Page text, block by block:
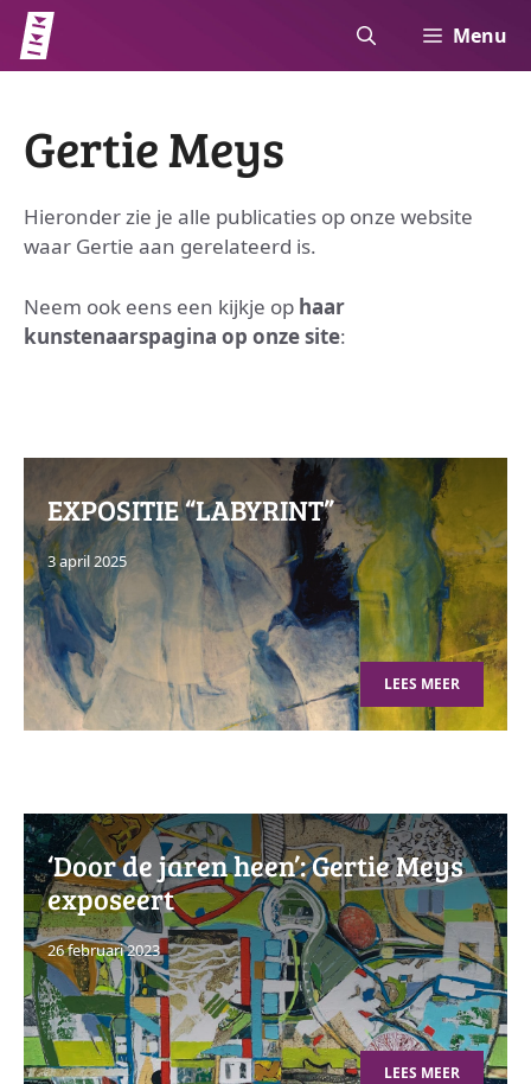
naar
de
Menu
Gertie Meys
Hieronder zie je alle publicaties op onze website
waar Gertie aan gerelateerd is.
Neem ook eens een kijkje op haar
kunstenaarspagina op onze site:
EXPOSITIE “LABYRINT”
3 april 2025
LEES MEER
‘Door de jaren heen’: Gertie Meys
exposeert
26 februari 2023
LEES MEER